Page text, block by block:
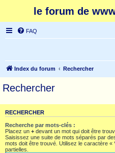
le forum de
FAQ
Index du forum Rechercher
Rechercher
RECHERCHER
Recherche par mots-clés :
Placez un + devant un mot qui doit être
Saisissez une suite de mots séparés par
mots doit être trouvé. Utilisez le caractère
partielles.